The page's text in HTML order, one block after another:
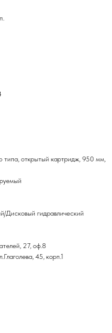
типа, открытый картридж, 950 мм,
Дисковый гидравлический
27, оф.8
45, корп.1